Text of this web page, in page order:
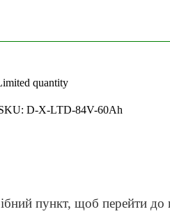
quantity
D-X-LTD-84V-60Ah
пункт, щоб перейти до